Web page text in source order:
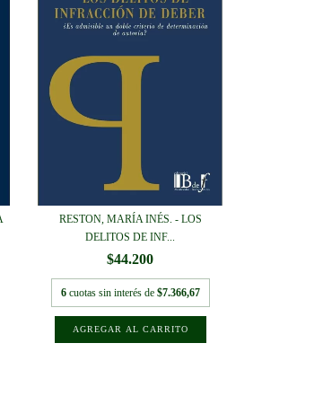
RESTON, MARÍA INÉS. - LOS
DELITOS DE INF...
$44.200
6 cuotas sin interés de $7.366,67